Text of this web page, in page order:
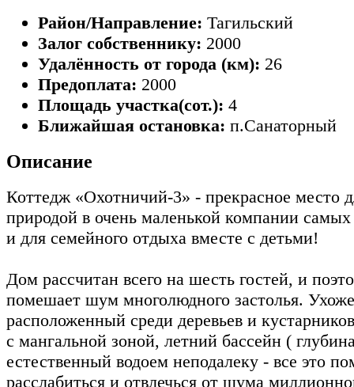
Район/Направление: Тагильский
Залог собственнику: 2000
Удалённость от города (км): 26
Предоплата: 2000
Площадь участка(сот.): 4
Ближайшая остановка: п.Санаторный
Описание
Коттедж «Охотничий-3» - прекрасное место
природой в очень маленькой компании самых
и для семейного отдыха вместе с детьми!
Дом рассчитан всего на шесть гостей, и
помешает шум многолюдного застолья.
расположенный среди деревьев и
с мангальной зоной, летний бассейн (
естественный водоем неподалеку - все это
расслабиться и отвлечься от шума